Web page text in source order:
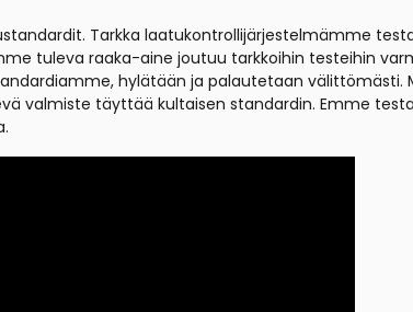
Tarkka laatukontrollijärjestelmämme
tuleva raaka-aine joutuu tarkkoihin testeihin
hylätään ja palautetaan välittömästi.
valmiste täyttää kultaisen standardin. Emme